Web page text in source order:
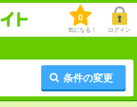
0
気になる！ ログイン
条件の変更